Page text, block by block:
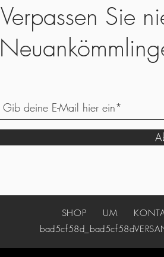
Verpassen Sie
SHOP UM
bad5cf58d_bad5cf58d